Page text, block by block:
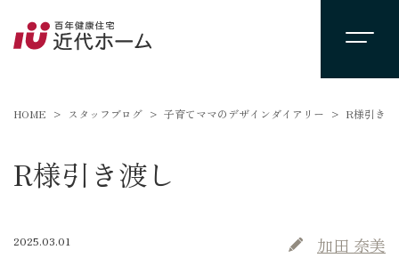
HOME スタッフブログ 子育てママのデザインダイアリー R様引き渡
R様引き渡し
2025.03.01 加田 奈美